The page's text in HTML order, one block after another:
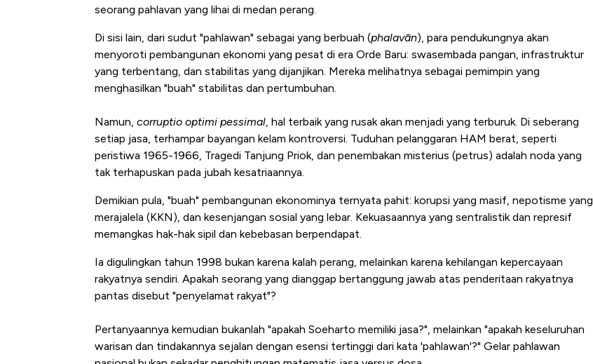
seorang pahlavan yang lihai di medan perang.
Di sisi lain, dari sudut "pahlawan" sebagai yang berbuah (phalavān), para pendukungnya akan
menyoroti pembangunan ekonomi yang pesat di era Orde Baru: swasembada pangan, infrastruktur
yang terbentang, dan stabilitas yang dijanjikan. Mereka melihatnya sebagai pemimpin yang
menghasilkan "buah" stabilitas dan pertumbuhan.
Namun, corruptio optimi pessimal , hal terbaik yang rusak akan menjadi yang terburuk. Di seberang
setiap jasa, terhampar bayangan kelam kontroversi. Tuduhan pelanggaran HAM berat, seperti
peristiwa 1965-1966, Tragedi Tanjung Priok, dan penembakan misterius (petrus) adalah noda yang
tak terhapuskan pada jubah kesatriaannya.
Demikian pula, "buah" pembangunan ekonominya ternyata pahit: korupsi yang masif, nepotisme yang
merajalela (KKN), dan kesenjangan sosial yang lebar. Kekuasaannya yang sentralistik dan represif
memangkas hak-hak sipil dan kebebasan berpendapat.
Ia digulingkan tahun 1998 bukan karena kalah perang, melainkan karena kehilangan kepercayaan
rakyatnya sendiri. Apakah seorang yang dianggap bertanggung jawab atas penderitaan rakyatnya
pantas disebut "penyelamat rakyat"?
Pertanyaannya kemudian bukanlah "apakah Soeharto memiliki jasa?", melainkan "apakah keseluruhan
warisan dan tindakannya sejalan dengan esensi tertinggi dari kata 'pahlawan'?" Gelar pahlawan